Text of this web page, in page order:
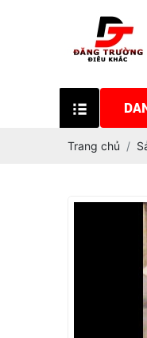
ĐIÊU
ĐIÊU
TẠO
Trang chủ